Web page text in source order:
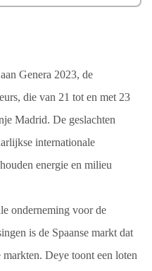
Genera 2023, de
die van 21 tot en met 23
Madrid. De geslachten
internationale
energie en milieu
onderneming voor de
is de Spaanse markt dat
markten. Deye toont een loten